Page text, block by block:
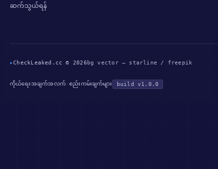
ဆက်သွယ်ရန်
▸CheckLeaked.cc © 2026 bg vector — starline / freepik
ကိုယ်ရေးအချက်အလက်·စည်းကမ်းချက်များ build v1.0.0